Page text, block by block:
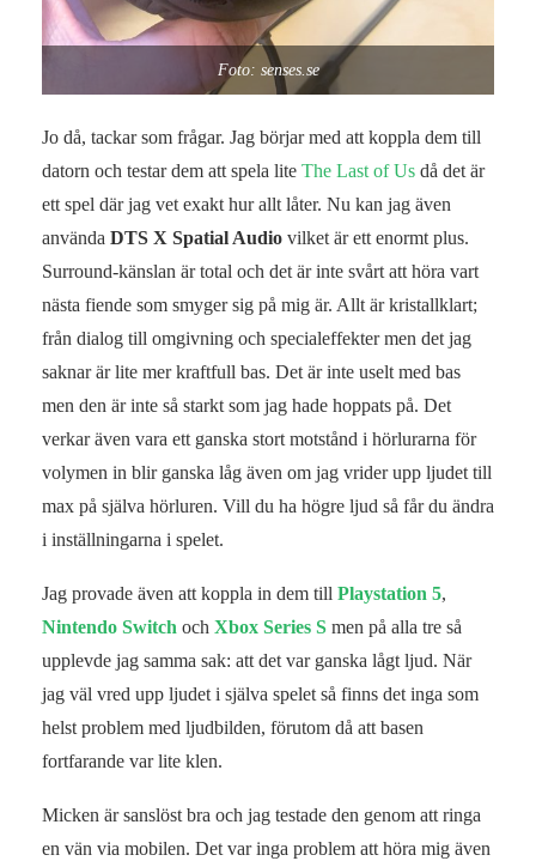
Foto: senses.se
Jo då, tackar som frågar. Jag börjar med att koppla dem till
datorn och testar dem att spela lite The Last of Us då det är
ett spel där jag vet exakt hur allt låter. Nu kan jag även
använda DTS X Spatial Audio vilket är ett enormt plus.
Surround-känslan är total och det är inte svårt att höra vart
nästa fiende som smyger sig på mig är. Allt är kristallklart;
från dialog till omgivning och specialeffekter men det jag
saknar är lite mer kraftfull bas. Det är inte uselt med bas
men den är inte så starkt som jag hade hoppats på. Det
verkar även vara ett ganska stort motstånd i hörlurarna för
volymen in blir ganska låg även om jag vrider upp ljudet till
max på själva hörluren. Vill du ha högre ljud så får du ändra
i inställningarna i spelet.
Jag provade även att koppla in dem till Playstation 5,
Nintendo Switch och Xbox Series S men på alla tre så
upplevde jag samma sak: att det var ganska lågt ljud. När
jag väl vred upp ljudet i själva spelet så finns det inga som
helst problem med ljudbilden, förutom då att basen
fortfarande var lite klen.
Micken är sanslöst bra och jag testade den genom att ringa
en vän via mobilen. Det var inga problem att höra mig även